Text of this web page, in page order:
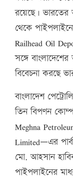
রয়েছে। ভারতের
থেকে
Railhead Oil
সঙ্গে
বিবেচনা করছে
বাংলাদেশ
তিন বিপণন
Meghna
Limited—এর
মো. আহসান
পাইপলাইনের